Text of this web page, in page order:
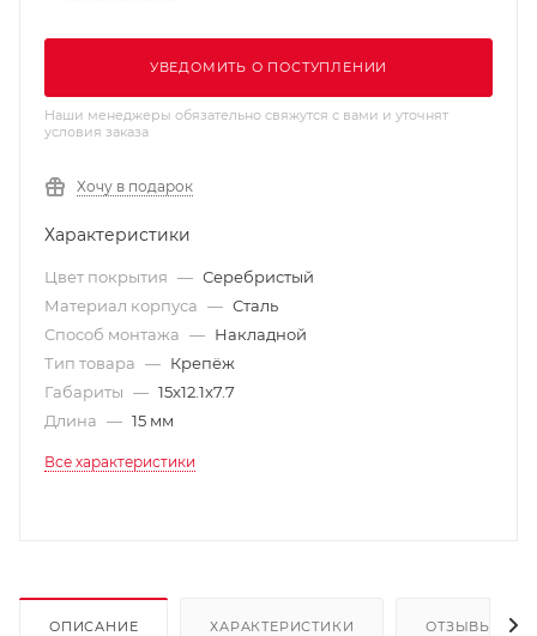
УВЕДОМИТЬ О ПОСТУПЛЕНИИ
Наши менеджеры обязательно свяжутся с вами и уточнят
условия заказа
Хочу в подарок
Характеристики
Цвет покрытия — Серебристый
Материал корпуса — Сталь
Способ монтажа — Накладной
Тип товара — Крепёж
Габариты — 15x12.1x7.7
Длина — 15 мм
Все характеристики
ОПИСАНИЕ ХАРАКТЕРИСТИКИ ОТЗЫВЫ